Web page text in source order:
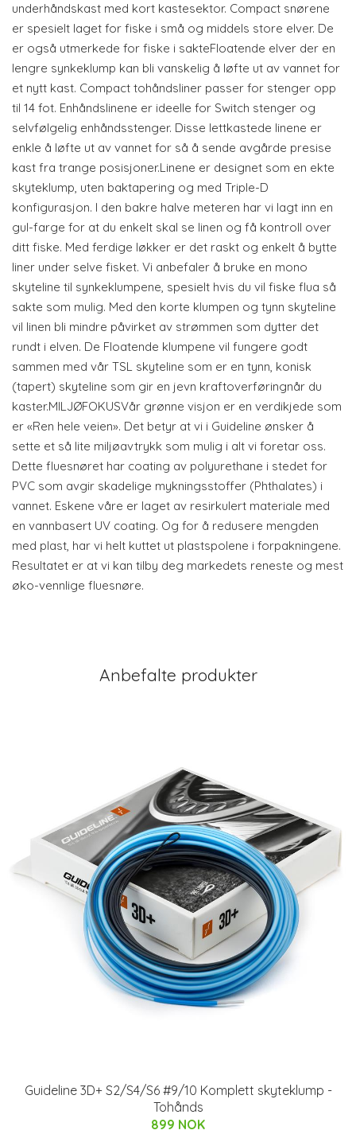
underhåndskast med kort kastesektor. Compact snørene
er spesielt laget for fiske i små og middels store elver. De
er også utmerkede for fiske i sakteFloatende elver der en
lengre synkeklump kan bli vanskelig å løfte ut av vannet for
et nytt kast. Compact tohåndsliner passer for stenger opp
til 14 fot. Enhåndslinene er ideelle for Switch stenger og
selvfølgelig enhåndsstenger. Disse lettkastede linene er
enkle å løfte ut av vannet for så å sende avgårde presise
kast fra trange posisjoner.Linene er designet som en ekte
skyteklump, uten baktapering og med Triple-D
konfigurasjon. I den bakre halve meteren har vi lagt inn en
gul-farge for at du enkelt skal se linen og få kontroll over
ditt fiske. Med ferdige løkker er det raskt og enkelt å bytte
liner under selve fisket. Vi anbefaler å bruke en mono
skyteline til synkeklumpene, spesielt hvis du vil fiske flua så
sakte som mulig. Med den korte klumpen og tynn skyteline
vil linen bli mindre påvirket av strømmen som dytter det
rundt i elven. De Floatende klumpene vil fungere godt
sammen med vår TSL skyteline som er en tynn, konisk
(tapert) skyteline som gir en jevn kraftoverføringnår du
kaster.MILJØFOKUSVår grønne visjon er en verdikjede som
er «Ren hele veien». Det betyr at vi i Guideline ønsker å
sette et så lite miljøavtrykk som mulig i alt vi foretar oss.
Dette fluesnøret har coating av polyurethane i stedet for
PVC som avgir skadelige mykningsstoffer (Phthalates) i
vannet. Eskene våre er laget av resirkulert materiale med
en vannbasert UV coating. Og for å redusere mengden
med plast, har vi helt kuttet ut plastspolene i forpakningene.
Resultatet er at vi kan tilby deg markedets reneste og mest
øko-vennlige fluesnøre.
Anbefalte produkter
Guideline 3D+ S2/S4/S6 #9/10 Komplett skyteklump -
Tohånds
899 NOK